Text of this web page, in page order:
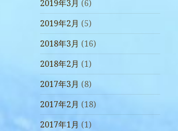
2019年3月 (6)
2019年2月 (5)
2018年3月 (16)
2018年2月 (1)
2017年3月 (8)
2017年2月 (18)
2017年1月 (1)